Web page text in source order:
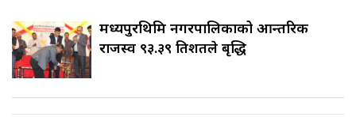
मध्यपुरथिमि नगरपालिकाको आन्तरिक
राजस्व ९३.३९ प्रतिशतले बृद्धि